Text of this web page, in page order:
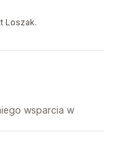
Loszak.
wsparcia w